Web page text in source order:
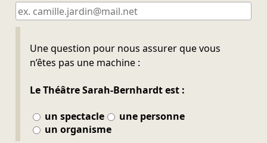
Une question pour nous assurer que vous
n’êtes pas une machine :
Le Théâtre Sarah-Bernhardt est :
un spectacle
une personne
un organisme
Ne pas remplir